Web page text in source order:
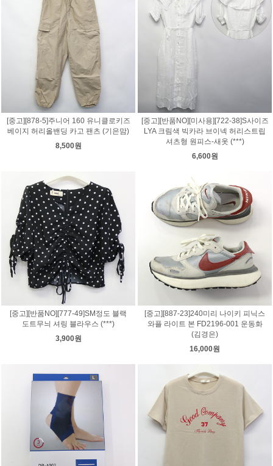
[중고][878-5]주니어 160 유니클로키즈
베이지 허리올밴딩 카고 팬츠 (기은맘)
8,500원
[중고][반품NO][미사용][722-38]S사이즈
LYA 크림색 빅카라 브이넥 허리스트립
셔츠형 원피스-새옷 (***)
6,600원
[중고][반품NO][777-49]SM정도 블랙
도트무늬 셔링 블라우스 (***)
3,900원
[중고][887-23]240미리 나이키 피닉스
와플 라이트 본 FD2196-001 운동화
(김경은)
16,000원